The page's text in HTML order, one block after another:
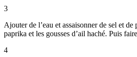
3
Ajouter de l’eau et assaisonner de sel et de
paprika et les gousses d’ail haché. Puis
4